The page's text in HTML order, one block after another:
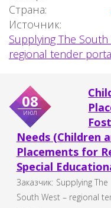
Страна:
Источник:
Supplying The South
regional tender
08
июл
Needs (Children
Placements for
Special
Заказчик: Supplying The
South West – regional